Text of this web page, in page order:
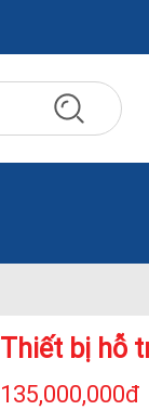
Thiết bị hỗ
135,000,000đ